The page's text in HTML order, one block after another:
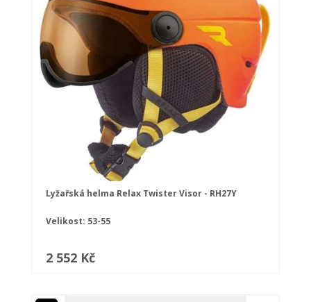
Lyžařská helma Relax Twister Visor - RH27Y
Velikost: 53-55
2 552 Kč